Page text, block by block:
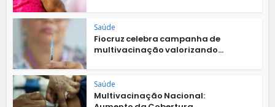
Saúde
Fiocruz celebra campanha de
multivacinação valorizando...
Saúde
Multivacinação Nacional: